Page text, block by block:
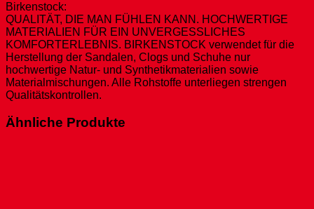
Birkenstock:
QUALITÄT, DIE MAN FÜHLEN KANN. HOCHWERTIGE
MATERIALIEN FÜR EIN UNVERGESSLICHES
KOMFORTERLEBNIS. BIRKENSTOCK verwendet für die
Herstellung der Sandalen, Clogs und Schuhe nur
hochwertige Natur- und Synthetikmaterialien sowie
Materialmischungen. Alle Rohstoffe unterliegen strengen
Qualitätskontrollen.
Ähnliche Produkte